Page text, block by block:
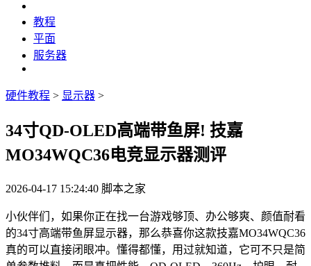
教程
平面
服务器
硬件教程 > 显示器 >
34寸QD-OLED高端带鱼屏! 技嘉
MO34WQC36电竞显示器测评
2026-04-17 15:24:40 脚本之家
小伙伴们，如果你正在找一台游戏够顶、办公够爽、颜值耐看
的34寸高端带鱼屏显示器，那么恭喜你这款技嘉MO34WQC36
真的可以直接闭眼冲。懂得都懂，用过就知道，它可不只是简